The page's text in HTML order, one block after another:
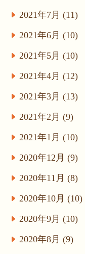
2021年7月 (11)
2021年6月 (10)
2021年5月 (10)
2021年4月 (12)
2021年3月 (13)
2021年2月 (9)
2021年1月 (10)
2020年12月 (9)
2020年11月 (8)
2020年10月 (10)
2020年9月 (10)
2020年8月 (9)